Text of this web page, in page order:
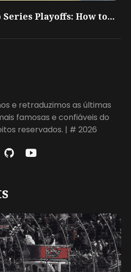
Series Playoffs: How to...
e retraduzimos as últimas
famosas e confiáveis do
reservados. | # 2026